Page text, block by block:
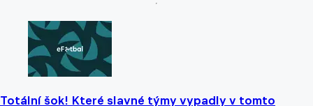
Totální šok! Které slavné týmy vypadly v tomto